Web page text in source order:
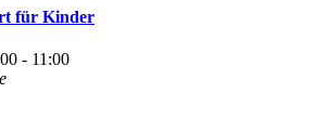
für Kinder
- 11:00